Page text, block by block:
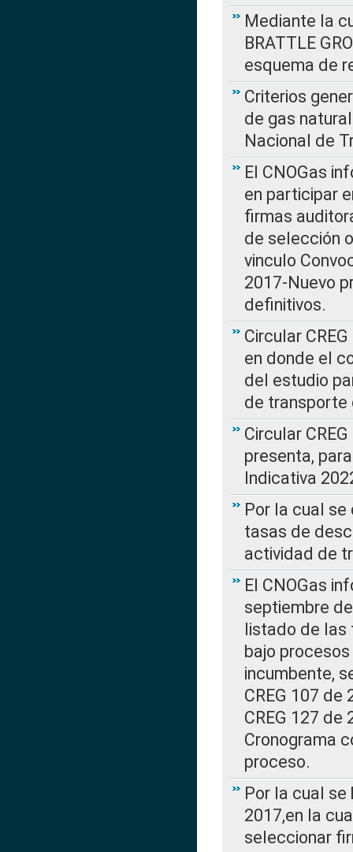
Mediante la
BRATTLE
esquema de
Criterios
de gas
Nacional de
El CNOGas
en participar
firmas
de selección
vinculo
2017-Nuevo
definitivos.
Circular
en donde el
del estudio
de transporte
Circular
presenta,
Indicativa
Por la cual
tasas de
actividad de
El CNOGas
septiembre
listado de las
bajo
incumbente,
CREG 107
CREG 127 de
Cronograma
proceso.
Por la cual se
2017,en la
seleccionar